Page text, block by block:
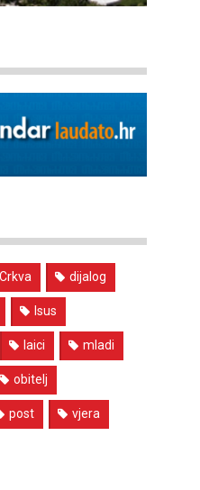
Crkva dijalog
Isus
laici mladi
obitelj
post vjera